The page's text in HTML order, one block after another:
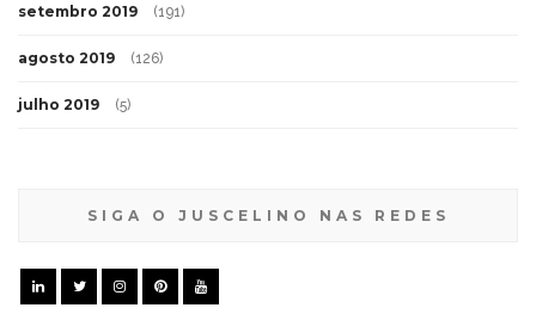
setembro 2019 (191)
agosto 2019 (126)
julho 2019 (5)
SIGA O JUSCELINO NAS REDES